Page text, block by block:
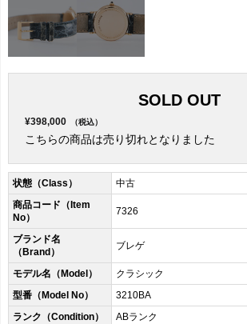
SOLD OUT
¥398,000 （税込）
こちらの商品は売り切れとなりました
状態（Class）
中古
商品コード（Item
No）
7326
ブランド名
（Brand）
ブレゲ
モデル名（Model）
クラシック
型番（Model No）
3210BA
ランク（Condition）
ABランク